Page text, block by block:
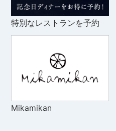
特別なレストランを予約
Mikamikan